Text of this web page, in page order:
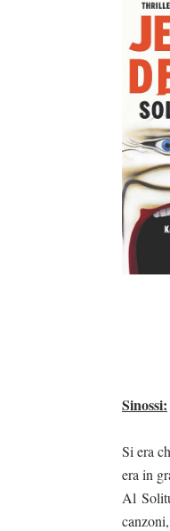
Sinossi:
Si era
era in
Al